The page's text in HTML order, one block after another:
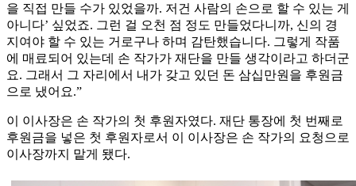
을 직접 만들 수가 있었을까. 저건 사람의 손으로 할 수 있는 게
아니다’ 싶었죠. 그런 걸 오천 점 정도 만들었다니까, 신의 경
지여야 할 수 있는 거로구나 하며 감탄했습니다. 그렇게 작품
에 매료되어 있는데 손 작가가 재단을 만들 생각이라고 하더군
요. 그래서 그 자리에서 내가 갖고 있던 돈 삼십만원을 후원금
으로 냈어요.”
이 이사장은 손 작가의 첫 후원자였다. 재단 통장에 첫 번째로
후원금을 넣은 첫 후원자로서 이 이사장은 손 작가의 요청으로
이사장까지 맡게 됐다.